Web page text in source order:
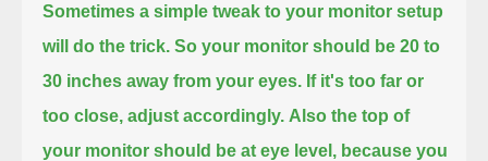
Sometimes a simple tweak to your monitor setup
will do the trick. So your monitor should be 20 to
30 inches away from your eyes. If it's too far or
too close, adjust accordingly. Also the top of
your monitor should be at eye level, because you